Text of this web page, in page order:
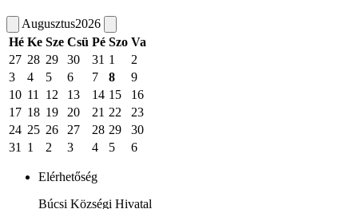
Augusztus2026
Hé Ke Sze Csü Pé Szo Va
27 28 29 30 31 1
2
3
4 5 6 7 8
9
10 11 12 13 14 15
16
17 18 19 20 21 22
23
24 25 26 27 28 29
30
31
1 2 3 4 5 6
Elérhetőség
Búcsi Községi Hivatal